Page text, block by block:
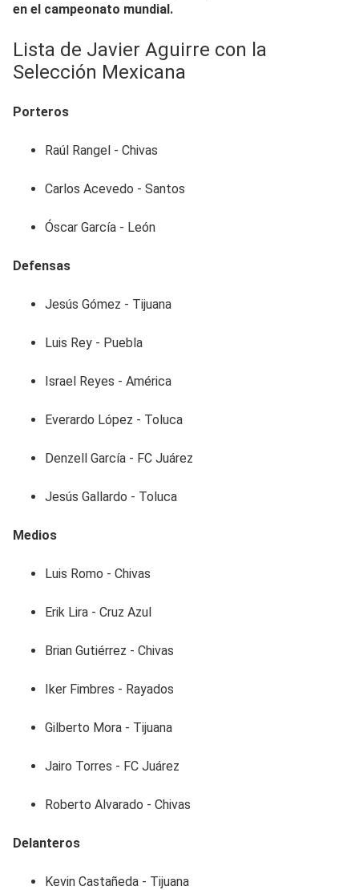
en el campeonato mundial.
Lista de Javier Aguirre con la
Selección Mexicana
Porteros
Raúl Rangel - Chivas
Carlos Acevedo - Santos
Óscar García - León
Defensas
Jesús Gómez - Tijuana
Luis Rey - Puebla
Israel Reyes - América
Everardo López - Toluca
Denzell García - FC Juárez
Jesús Gallardo - Toluca
Medios
Luis Romo - Chivas
Erik Lira - Cruz Azul
Brian Gutiérrez - Chivas
Iker Fimbres - Rayados
Gilberto Mora - Tijuana
Jairo Torres - FC Juárez
Roberto Alvarado - Chivas
Delanteros
Kevin Castañeda - Tijuana